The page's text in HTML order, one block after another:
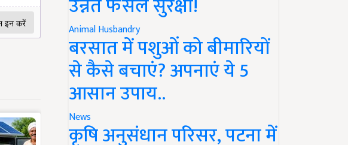
Animal Husbandry
बरसात में पशुओं को बीमारियों
से कैसे बचाएं? अपनाएं ये 5
आसान उपाय..
News
कृषि अनुसंधान परिसर, पटना में